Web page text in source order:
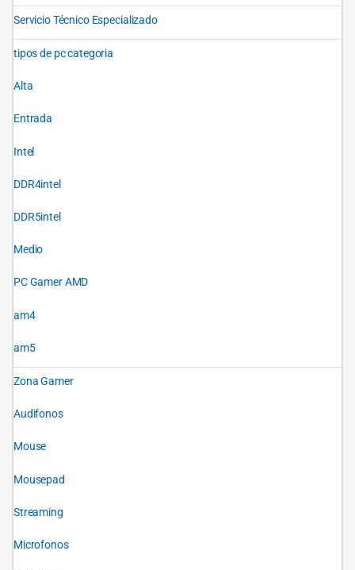
Servicio Técnico Especializado
tipos de pc categoria
Alta
Entrada
Intel
DDR4intel
DDR5intel
Medio
PC Gamer AMD
am4
am5
Zona Gamer
Audifonos
Mouse
Mousepad
Streaming
Microfonos